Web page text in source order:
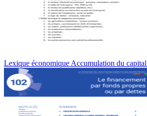
Lexique économique Accumulation du